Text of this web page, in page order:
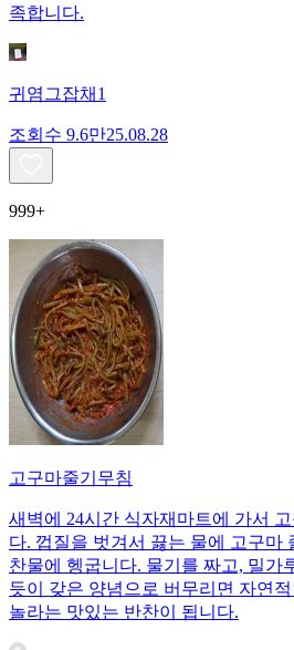
족합니다.
귀염그잡채1
조회수 9.6만25.08.28
999+
고구마줄기무침
새벽에 24시간 식자재마트에 가서
다. 껍질을 벗겨서 끓는 물에 고구마
찬물에 헹굽니다. 물기를 짜고, 밀가
듯이 갖은 양념으로 버무리면 자연
놀라는 맛있는 반찬이 됩니다.